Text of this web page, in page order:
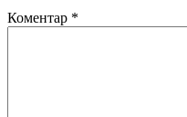
Коментар *